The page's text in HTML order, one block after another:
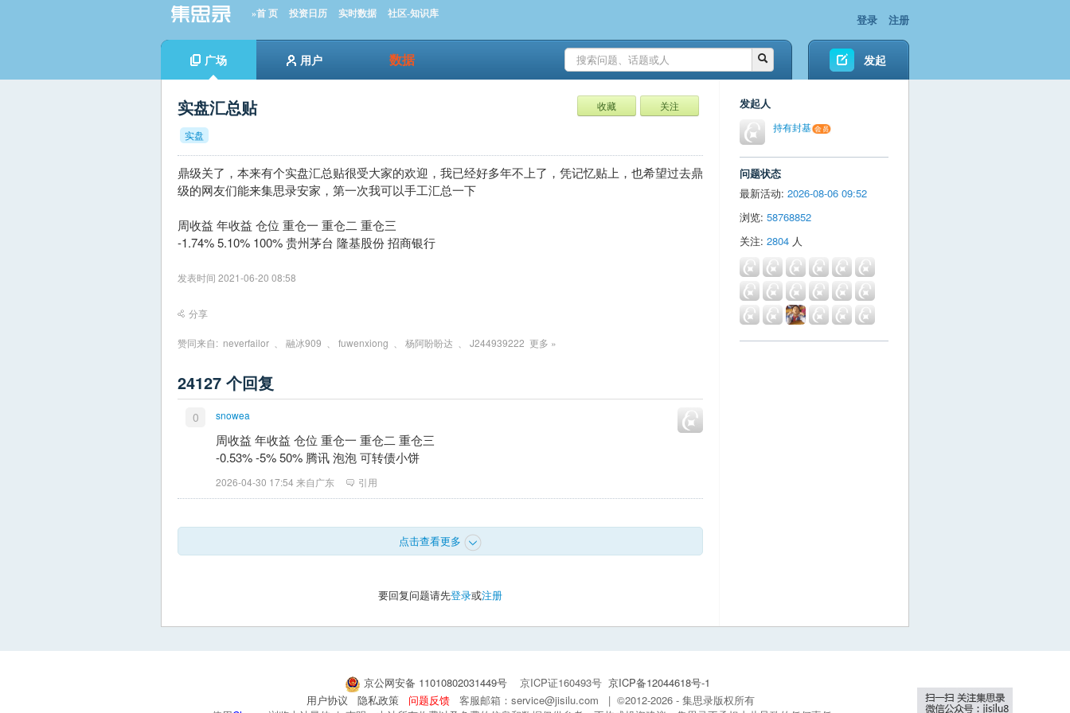
»首 页 投资日历 实时数据 社区-知识库 登录 注册
广场 用户 数据 发起
实盘汇总贴 收藏 关注
实盘
鼎级关了，本来有个实盘汇总贴很受大家的欢迎，我已经好多年不上了，凭记忆贴上，也希望过去鼎
级的网友们能来集思录安家，第一次我可以手工汇总一下
周收益 年收益 仓位 重仓一 重仓二 重仓三
-1.74% 5.10% 100% 贵州茅台 隆基股份 招商银行
发表时间 2021-06-20 08:58
分享
赞同来自: neverfailor 融冰909 fuwenxiong 杨阿盼盼达 J244939222 更多 »
24127 个回复
0 snowea
周收益 年收益 仓位 重仓一 重仓二 重仓三
-0.53% -5% 50% 腾讯 泡泡 可转债小饼
2026-04-30 17:54 来自广东 引用
点击查看更多
要回复问题请先登录或注册
发起人
持有封基
问题状态
最新活动: 2026-08-06 09:52
浏览: 58768852
关注: 2804 人
京公网安备 11010802031449号 京ICP证160493号 京ICP备12044618号-1
用户协议
隐私政策 问题反馈
客服邮箱：service@jisilu.com | ©2012-2026 - 集思录版权所有